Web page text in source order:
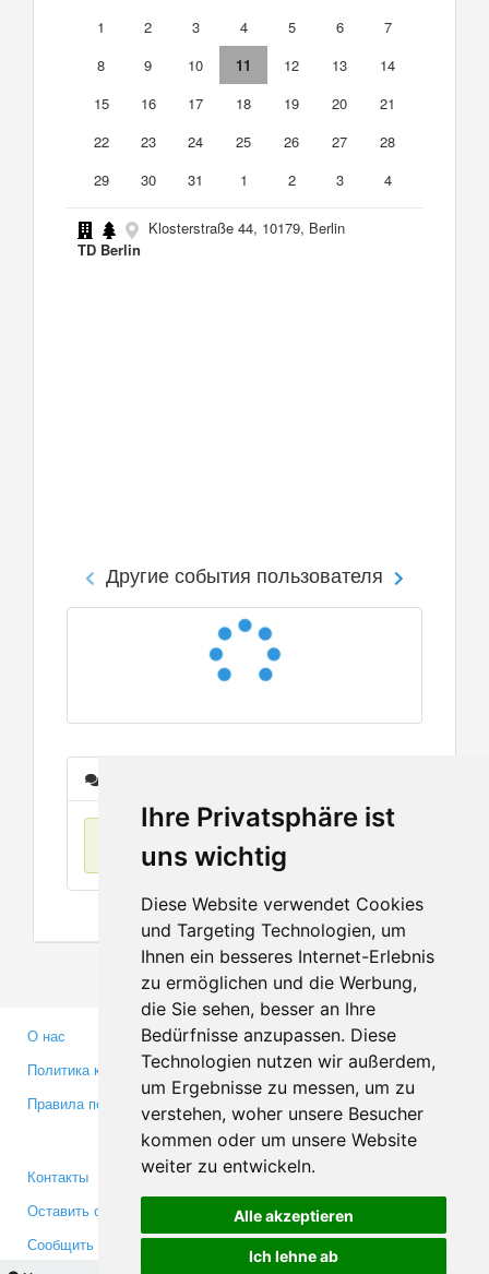
Ihre Privatsphäre ist
uns wichtig
Diese Website verwendet Cookies
und Targeting Technologien, um
Ihnen ein besseres Internet-Erlebnis
zu ermöglichen und die Werbung,
die Sie sehen, besser an Ihre
Bedürfnisse anzupassen. Diese
Technologien nutzen wir außerdem,
um Ergebnisse zu messen, um zu
verstehen, woher unsere Besucher
kommen oder um unsere Website
weiter zu entwickeln.
Alle akzeptieren
Ich lehne ab
1
2 3 4 5 6
7
8
9 10 11 12 13
14
15
16 17 18 19 20
21
22
23 24 25 26 27
28
29
30 31 1 2 3 4
Klosterstraße 44, 10179, Berlin
TD Berlin
Другие события пользователя
О нас
Политика конфиденциальности
Правила пользования
Партнерам
Инвесторам
Медиа
Контакты
Оставить отзыв
Сообщить об ошибке
Facebook
Twitter
YouTube